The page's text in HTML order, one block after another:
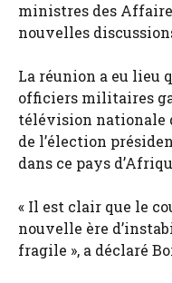
ministres des
nouvelles
La réunion a eu lieu
officiers militaires
télévision nationale
de l’élection
dans ce pays
« Il est clair que le
nouvelle ère
fragile », a déclaré